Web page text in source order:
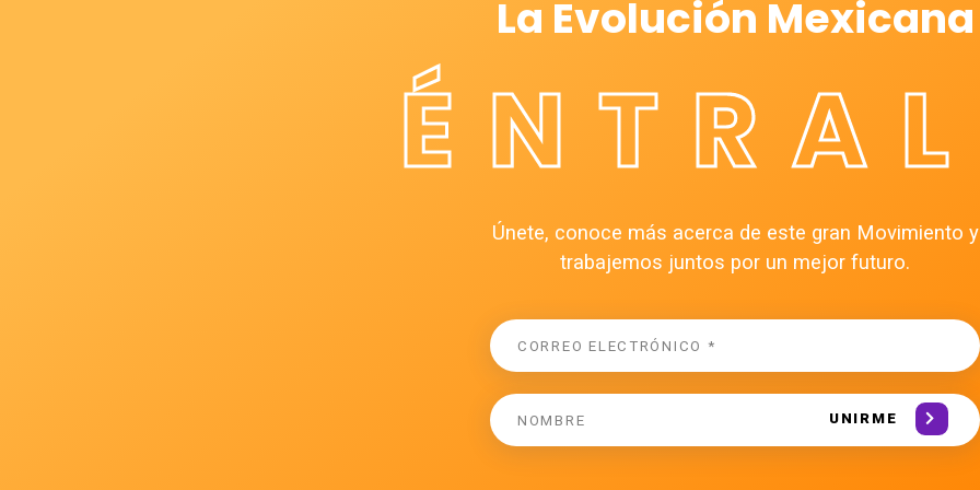
La Evolución Mexicana
Únete, conoce más acerca de este gran Movimiento y
trabajemos juntos por un mejor futuro.
UNIRME